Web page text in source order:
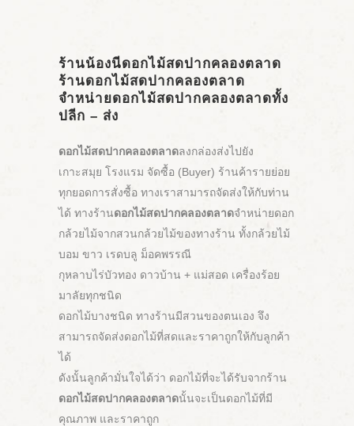
ร้านน้องนีดอกไม้สดปากคลองตลาด
ร้านดอกไม้สดปากคลองตลาด
จำหน่ายดอกไม้สดปากคลองตลาดทั้ง
ปลีก – ส่ง
ดอกไม้สดปากคลองตลาดลงกล่องส่งไปยัง
เกาะสมุย โรงแรม จัดซื้อ (Buyer) ร้านค้ารายย่อย
ทุกยอดการสั่งซื้อ ทางเราสามารถจัดส่งให้กับท่าน
ได้ ทางร้านดอกไม้สดปากคลองตลาดจำหน่ายดอก
กล้วยไม้จากสวนกล้วยไม้ของทางร้าน ทั้งกล้วยไม้
บอม ขาว เรดบลู ม็อคพรรณี
กุหลาบไร่บัวทอง ดาวบ้าน + แม่สอด เครื่องร้อย
มาลัยทุกชนิด
ดอกไม้บางชนิด ทางร้านมีสวนของตนเอง จึง
สามารถจัดส่งดอกไม้ที่สดและราคาถูกให้กับลูกค้า
ได้
ดังนั้นลูกค้ามั่นใจได้ว่า ดอกไม้ที่จะได้รับจากร้าน
ดอกไม้สดปากคลองตลาดนั้นจะเป็นดอกไม้ที่มี
คุณภาพ และราคาถูก